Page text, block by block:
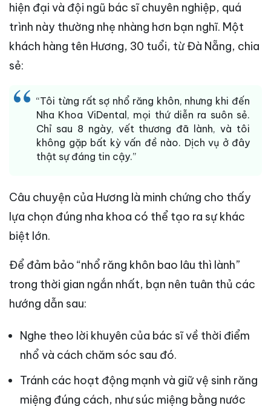
hiện đại và đội ngũ bác sĩ chuyên nghiệp, quá
trình này thường nhẹ nhàng hơn bạn nghĩ. Một
khách hàng tên Hương, 30 tuổi, từ Đà Nẵng, chia
sẻ:
“Tôi từng rất sợ nhổ răng khôn, nhưng khi đến
Nha Khoa ViDental, mọi thứ diễn ra suôn sẻ.
Chỉ sau 8 ngày, vết thương đã lành, và tôi
không gặp bất kỳ vấn đề nào. Dịch vụ ở đây
thật sự đáng tin cậy.”
Câu chuyện của Hương là minh chứng cho thấy
lựa chọn đúng nha khoa có thể tạo ra sự khác
biệt lớn.
Để đảm bảo “nhổ răng khôn bao lâu thì lành”
trong thời gian ngắn nhất, bạn nên tuân thủ các
hướng dẫn sau:
Nghe theo lời khuyên của bác sĩ về thời điểm
nhổ và cách chăm sóc sau đó.
Tránh các hoạt động mạnh và giữ vệ sinh răng
miệng đúng cách, như súc miệng bằng nước